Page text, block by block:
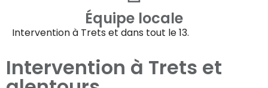
Équipe locale
Intervention à Trets et dans tout le 13.
Intervention à Trets et